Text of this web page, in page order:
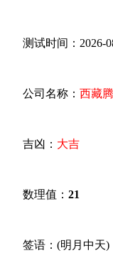
测试时间：2026-
公司名称： 西藏
吉凶： 大吉
数理值： 21
签语：(明月中天)